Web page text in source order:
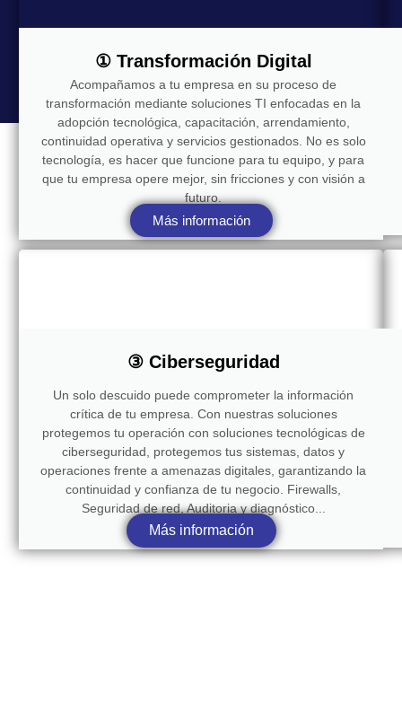
① Transformación Digital
Acompañamos a tu empresa en su proceso de
transformación mediante soluciones TI enfocadas en la
adopción tecnológica, capacitación, arrendamiento,
continuidad operativa y servicios gestionados. No es solo
tecnología, es hacer que funcione para tu equipo, y para
que tu empresa opere mejor, sin fricciones y con visión a
futuro.
Más información
③ Ciberseguridad
Un solo descuido puede comprometer la información
crítica de tu empresa. Con nuestras soluciones
protegemos tu operación con soluciones tecnológicas de
ciberseguridad, protegemos tus sistemas, datos y
operaciones frente a amenazas digitales, garantizando la
continuidad y confianza de tu negocio. Firewalls,
Seguridad de red, Auditoria y diagnóstico...
Más información